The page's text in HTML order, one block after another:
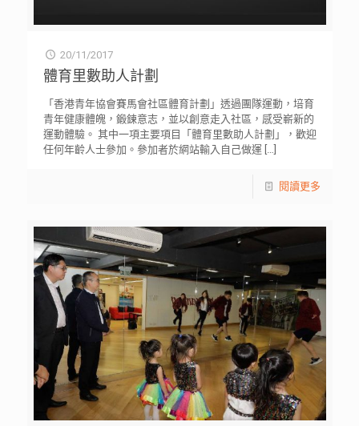
20/11/2017
體育里數助人計劃
「香港青年協會賽馬會社區體育計劃」透過團隊運動，培育
青年健康體魄，鍛鍊意志，並以創意走入社區，感受嶄新的
運動體驗。 其中一項主要項目「體育里數助人計劃」，歡迎
任何年齡人士參加。參加者於網站輸入自己做運 […]
閱讀更多